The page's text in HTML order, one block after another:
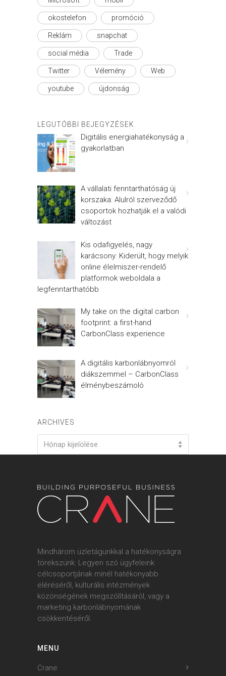
okostelefon promóció
Reklám snapchat
social média Trade
Twitter Vélemény Web
youtube újdonság
LEGUTÓBBI BEJEGYZÉSEK
Digitális energiahatékonyság a
gyakorlatban
A vállalati fenntarthatóság új
korszaka: Alulról szerveződő
csoportok hozhatják el a valódi
változást
Kis odafigyelés, nagy
karácsony: Kiderült, hogy melyik
online élelmiszer-rendelő
platformok weboldala a
legfenntarthatóbb
My take on the digital carbon
footprint: a first-hand
CarbonClass experience
A digitális karbonlábnyomról
diákszemmel – CarbonClass
élménybeszámoló
ARCHIVES
Archives
Hónap kijelölése
Mindhárom üzletágunkkal a hatékonyságra
törekszünk: Legyen szó ügyfeleink
célcsoportjának minél hatékonyabb
eléréséről, kulturális intézmények
közönségének megszólításáról, vagy a
marketing karbonlábnyomának
csökkentéséről.
MENU
Crane